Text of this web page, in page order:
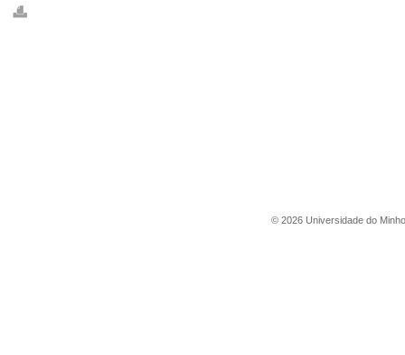
© 2026 Universidade do